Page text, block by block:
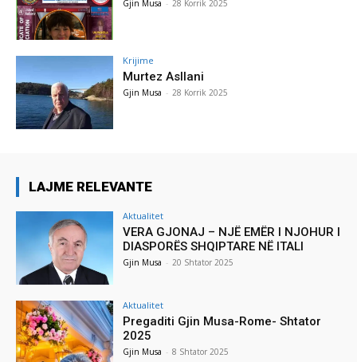
Gjin Musa - 28 Korrik 2025
Krijime
Murtez Asllani
Gjin Musa - 28 Korrik 2025
LAJME RELEVANTE
Aktualitet
VERA GJONAJ – NJË EMËR I NJOHUR I
DIASPORËS SHQIPTARE NË ITALI
Gjin Musa - 20 Shtator 2025
Aktualitet
Pregaditi Gjin Musa-Rome- Shtator
2025
Gjin Musa - 8 Shtator 2025